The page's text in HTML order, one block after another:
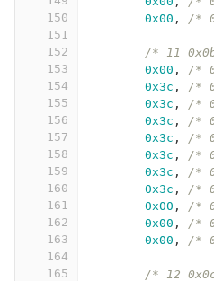
150
151
152
153
154
155
156
157
158
159
160
161
162
163
164
165
0x00 , /*
/* 11
0x00 ,
/*
0x3c ,
/*
0x3c ,
/*
0x3c ,
/*
0x3c ,
/*
0x3c ,
/*
0x3c ,
/*
0x3c ,
/*
0x00 ,
/*
0x00 ,
/*
0x00 , /*
/* 12